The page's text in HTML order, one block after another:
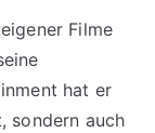
Filme
hat er
sondern auch